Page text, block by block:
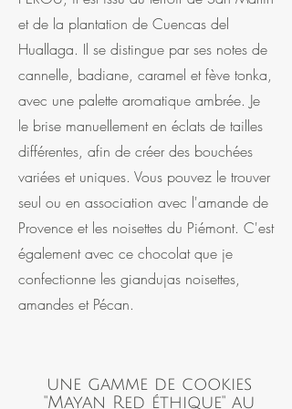
et de la plantation de Cuencas del
Huallaga. Il se distingue par ses notes de
cannelle, badiane, caramel et fève tonka,
avec une palette aromatique ambrée. Je
le brise manuellement en éclats de tailles
différentes, afin de créer des bouchées
variées et uniques. Vous pouvez le trouver
seul ou en association avec l'amande de
Provence et les noisettes du Piémont. C'est
également avec ce chocolat que je
confectionne les giandujas noisettes,
amandes et Pécan.
une gamme de cookies
"Mayan Red éthique" au